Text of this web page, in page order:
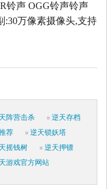
铃声 OGG铃声铃声
:30万像素摄像头,支持
阵营击杀
逆天存档
荐
逆天锁妖塔
摇钱树
逆天押镖
游戏官方网站